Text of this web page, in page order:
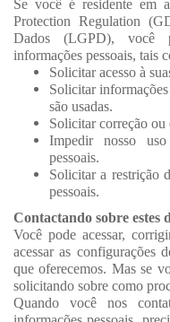
Se você é residente em
Protection Regulation
Dados (LGPD), você
informações pessoais, tais
Solicitar acesso à
Solicitar
são usadas.
Solicitar correção ou
Impedir nosso
pessoais.
Solicitar a restrição
pessoais.
Contactando sobre estes
Você pode acessar,
acessar as configurações
que oferecemos. Mas se
solicitando sobre como
Quando você nos